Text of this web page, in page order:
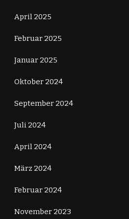
April 2025
Februar 2025
Januar 2025
Oktober 2024
September 2024
Juli 2024
April 2024
März 2024
Februar 2024
November 2023